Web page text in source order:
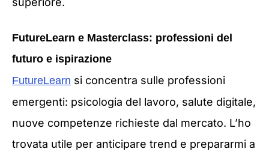
FutureLearn e Masterclass: professioni del
futuro e ispirazione
FutureLearn si concentra sulle professioni
emergenti: psicologia del lavoro, salute digitale,
nuove competenze richieste dal mercato. L’ho
trovata utile per anticipare trend e prepararmi a